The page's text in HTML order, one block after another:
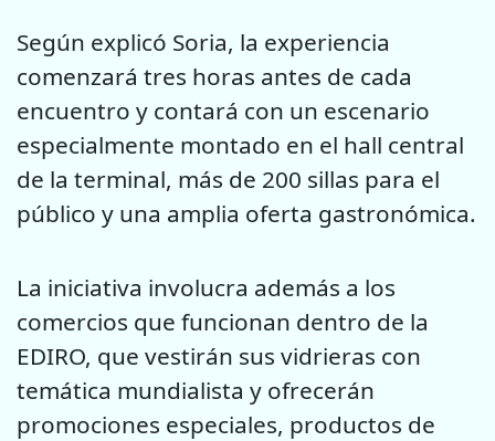
Según explicó Soria, la experiencia
comenzará tres horas antes de cada
encuentro y contará con un escenario
especialmente montado en el hall central
de la terminal, más de 200 sillas para el
público y una amplia oferta gastronómica.
La iniciativa involucra además a los
comercios que funcionan dentro de la
EDIRO, que vestirán sus vidrieras con
temática mundialista y ofrecerán
promociones especiales, productos de